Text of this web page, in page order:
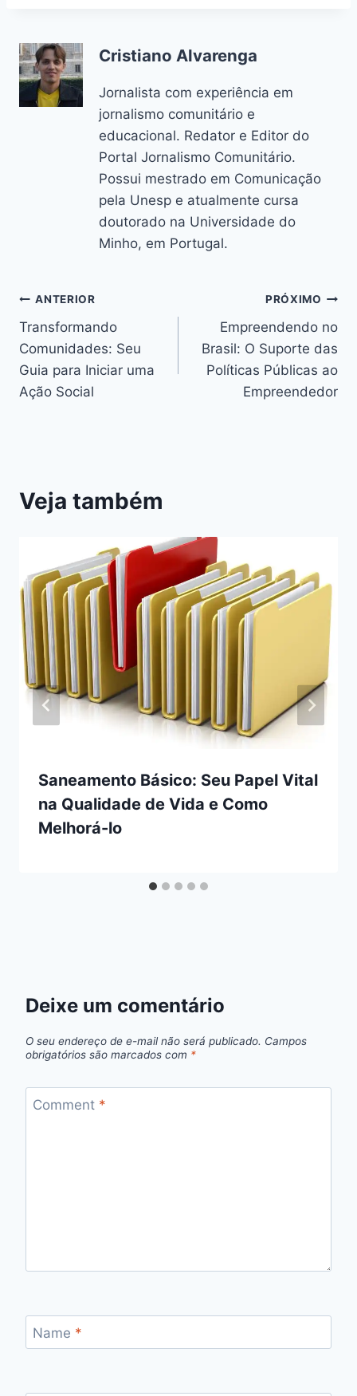
Cristiano Alvarenga
Jornalista com experiência em
jornalismo comunitário e
educacional. Redator e Editor do
Portal Jornalismo Comunitário.
Possui mestrado em Comunicação
pela Unesp e atualmente cursa
doutorado na Universidade do
Minho, em Portugal.
Navegação
de
Post
ANTERIOR
Transformando
Comunidades: Seu
Guia para Iniciar uma
Ação Social
PRÓXIMO
Empreendendo no
Brasil: O Suporte das
Políticas Públicas ao
Empreendedor
Veja também
Saneamento Básico: Seu Papel Vital
na Qualidade de Vida e Como
Melhorá-lo
Deixe um comentário
O seu endereço de e-mail não será publicado. Campos
obrigatórios são marcados com *
Comment *
Name *